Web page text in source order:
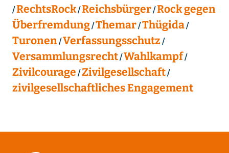
RechtsRock Reichsbürger Rock gegen
Überfremdung Themar Thügida
Turonen Verfassungsschutz
Versammlungsrecht Wahlkampf
Zivilcourage Zivilgesellschaft
zivilgesellschaftliches Engagement